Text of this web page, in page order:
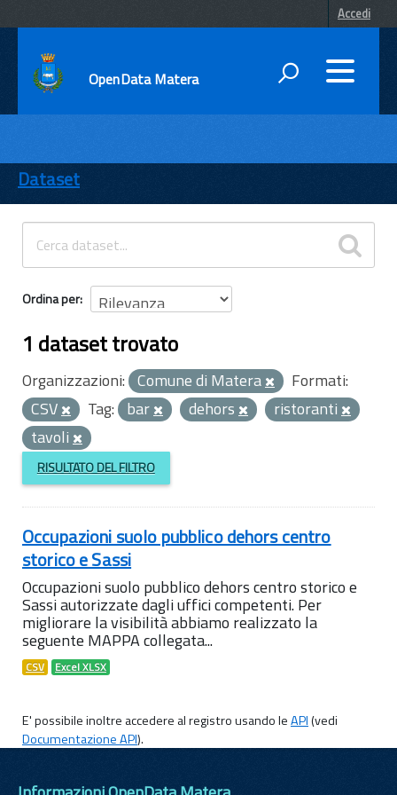
Accedi
OpenData Matera
ENTI
TEMI
INFORMAZIONI
Dataset
Ordina per
1 dataset trovato
Organizzazioni: Comune di Matera
Formati:
CSV
Tag: bar dehors
ristoranti
tavoli
RISULTATO DEL FILTRO
Occupazioni suolo pubblico dehors centro
storico e Sassi
Occupazioni suolo pubblico dehors centro storico e
Sassi autorizzate dagli uffici competenti. Per
migliorare la visibilità abbiamo realizzato la
seguente MAPPA collegata...
CSV Excel XLSX
E' possibile inoltre accedere al registro usando leAPI(vedi
Documentazione API).